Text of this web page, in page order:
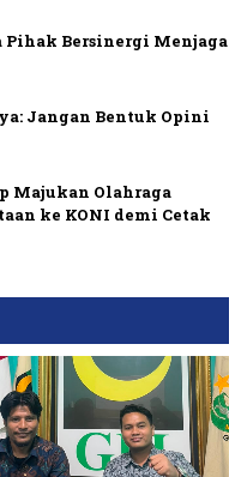
Pihak Bersinergi Menjaga
Jangan Bentuk Opini
Majukan Olahraga
ke KONI demi Cetak